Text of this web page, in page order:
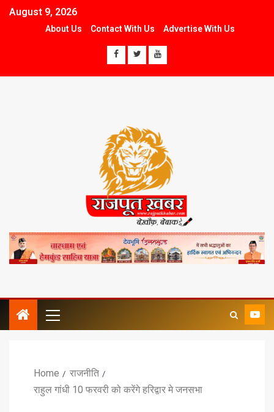
August 9, 2026
About Us Contact With Us Advertise With Us
Home
राजनीति
राहुल गांधी 10 फरवरी को करेंगे हरिद्वार मे जनसभा